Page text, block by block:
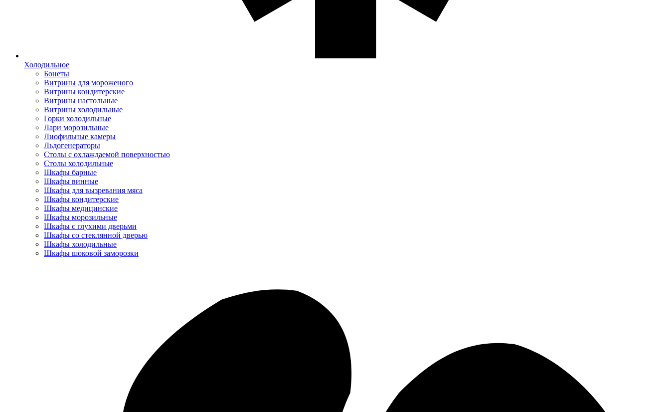
Холодильное
Бонеты
Витрины для мороженого
Витрины кондитерские
Витрины настольные
Витрины холодильные
Горки холодильные
Лари морозильные
Лиофильные камеры
Льдогенераторы
Столы с охлаждаемой поверхностью
Столы холодильные
Шкафы барные
Шкафы винные
Шкафы для вызревания мяса
Шкафы кондитерские
Шкафы медицинские
Шкафы морозильные
Шкафы с глухими дверьми
Шкафы со стеклянной дверью
Шкафы холодильные
Шкафы шоковой заморозки